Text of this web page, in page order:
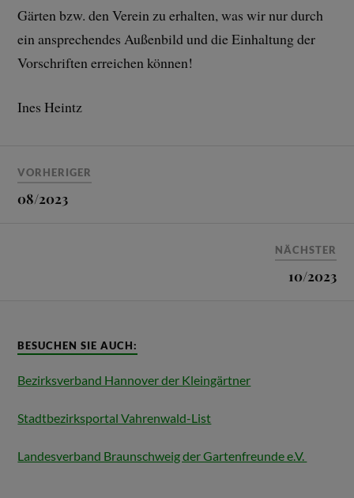
Gärten bzw. den Verein zu erhalten, was wir nur durch
ein ansprechendes Außenbild und die Einhaltung der
Vorschriften erreichen können!
Ines Heintz
VORHERIGER
08/2023
NÄCHSTER
10/2023
BESUCHEN SIE AUCH:
Bezirksverband Hannover der Kleingärtner
Stadtbezirksportal Vahrenwald-List
Landesverband Braunschweig der Gartenfreunde e.V.